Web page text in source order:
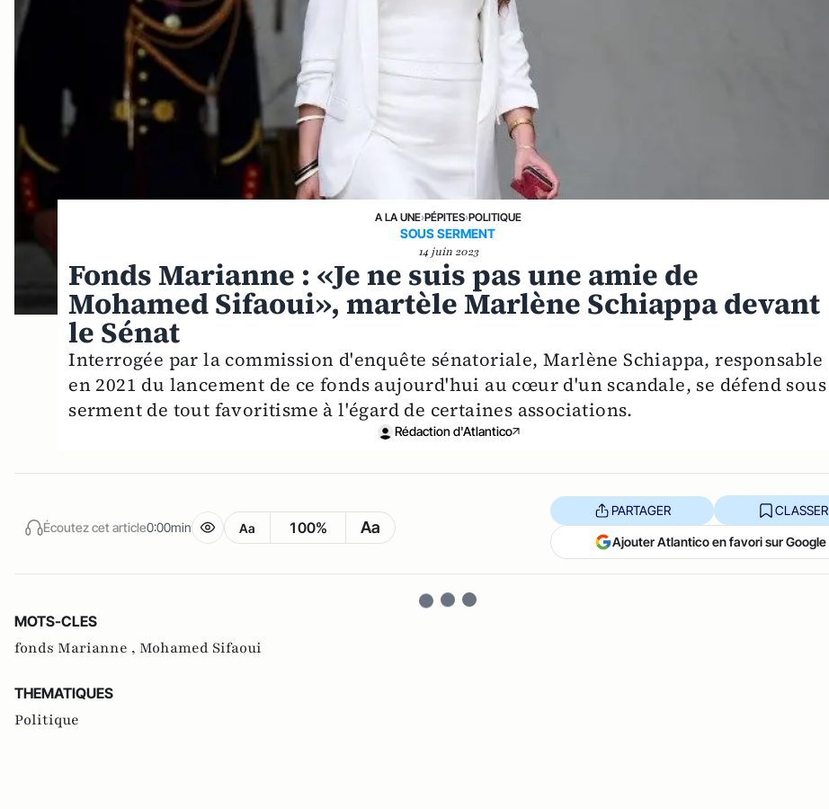
A LA UNE›PÉPITES›POLITIQUE
SOUS SERMENT
14 juin 2023
Fonds Marianne : «Je ne suis pas une amie de
Mohamed Sifaoui», martèle Marlène Schiappa devant
le Sénat
Interrogée par la commission d'enquête sénatoriale, Marlène Schiappa, responsable
en 2021 du lancement de ce fonds aujourd'hui au cœur d'un scandale, se défend sous
serment de tout favoritisme à l'égard de certaines associations.
Rédaction d'Atlantico
Écoutez cet article0:00min Aa 100% Aa
PARTAGER CLASSER
Ajouter Atlantico en favori sur Google
MOTS-CLES
fonds Marianne , Mohamed Sifaoui
THEMATIQUES
Politique